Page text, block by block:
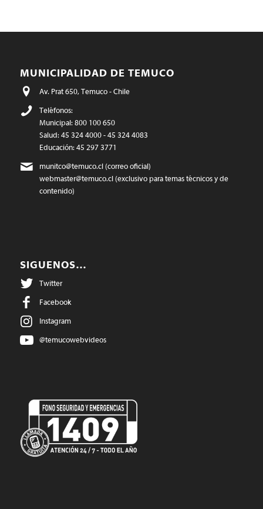
MUNICIPALIDAD DE TEMUCO
Av. Prat 650, Temuco - Chile
Teléfonos:
Municipal: 800 100 650
Salud: 45 324 4000 - 45 324 4083
Educación: 45 297 3771
munitco@temuco.cl(correo oficial)
webmaster@temuco.cl(exclusivo para temas técnicos y de
contenido)
SIGUENOS…
Twitter
Facebook
Instagram
@temucowebvideos